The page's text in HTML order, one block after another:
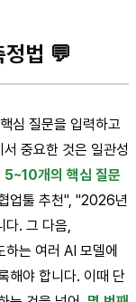
정법 💬
심 질문을 입력하고
중요한 것은 일관성
5~10개의 핵심 질문
업툴 추천", "2026년
다. 그 다음,
는 여러 AI 모델에
해야 합니다. 이때 단